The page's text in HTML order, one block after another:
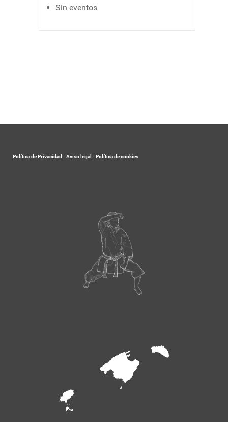
Sin eventos
Política de Privacidad Aviso legal Política de cookies